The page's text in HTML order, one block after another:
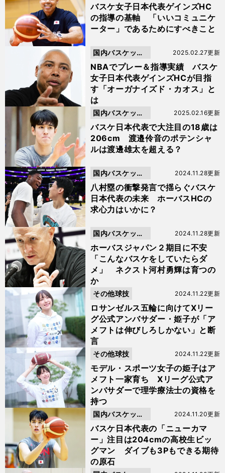
バスケ女子日本代表ゲインズHC
の指導の基軸 「いいコミュニケ
ーター」であるためにすべきこと
ボール
NBAでプレー＆指導実績 バスケ
女子日本代表ゲインズHCが目指
す「オーガナイズド・カオス」と
は
2025.02.27更新
国内バスケット
ボール
バスケ日本代表で大注目の18歳は
206cm 渡邉伶音のポテンシャ
ルは渡邊雄太を超える？
2025.02.16更新
国内バスケット
ボール
八村塁の衝撃発言で揺らぐバスケ
日本代表の未来 ホーバスHCの
求心力はいかに？
2024.11.28更新
国内バスケット
ボール
ホーバスジャパン２期目に不安
「こんなバスケをしていたらダ
メ」 ネクスト河村勇輝は育つの
か
2024.11.28更新
国内バスケット
ボール
ロサンゼルス五輪に向けてXリー
グ公式アンバサダー・姫子が「ア
メフトは伸びしろしかない」と断
言
2024.11.22更新
その他球技
モデル・スポーツ女子の姫子はア
メフト一家育ち Xリーグ公式ア
ンバサダーで理学療法士の資格を
持つ
2024.11.22更新
その他球技
バスケ日本代表の「ニューカマ
ー」注目は204cmの高校生ビッ
グマン ダイブも3Pもできる期待
の原石
2024.11.20更新
国内バスケット
ボール